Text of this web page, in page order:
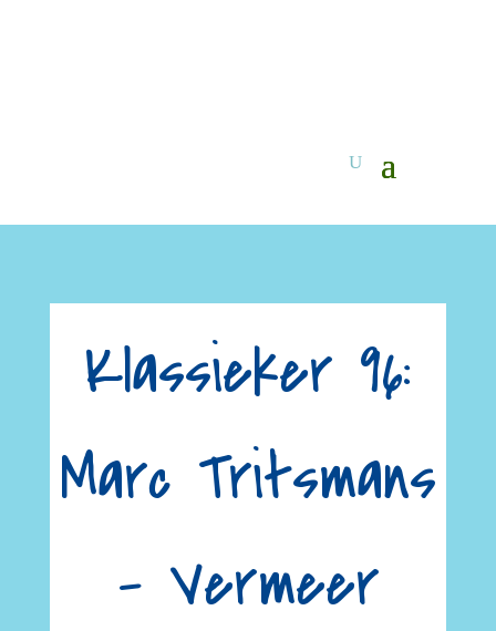
Klassieker 96:
Marc Tritsmans
– Vermeer